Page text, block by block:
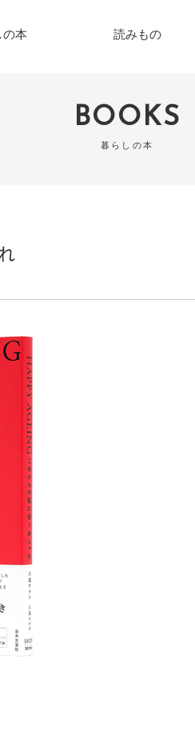
の本 読みもの
BOOKS
暮らしの本